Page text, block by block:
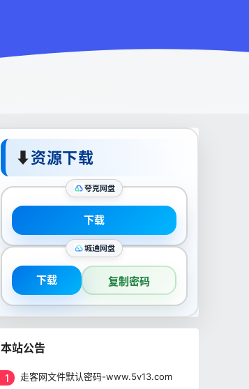
⬇资源下载
夸克网盘
下载
城通网盘
下载 复制密码
本站公告
1 走客网文件默认密码-www.5v13.com